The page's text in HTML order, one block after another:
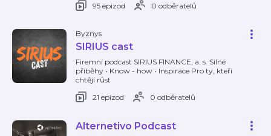
95 epizod
0 odběratelů
Byznys
SIRIUS cast
Firemní podcast SIRIUS FINANCE, a. s. Silné
příběhy • Know - how • Inspirace Pro ty, kteří
chtějí růst
21 epizod
0 odběratelů
Alternetivo Podcast